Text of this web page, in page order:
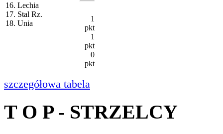
16. Lechia
17. Stal Rz.
18. Unia
1
pkt
1
pkt
0
pkt
szczegółowa tabela
T O P - STRZELCY